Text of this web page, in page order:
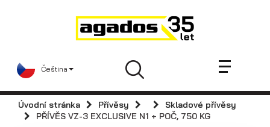
Čeština
Novinky a články
Prodejci
Kontakt
Videa
AGA KIT
Úvodní stránka Přívěsy
Skladové přívěsy
PŘÍVĚS VZ-3 EXCLUSIVE N1 + POČ, 750 KG